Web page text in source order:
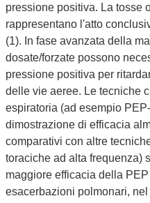
pressione positiva. La tosse
rappresentano l'atto
(1). In fase avanzata della
dosate/forzate possono
pressione positiva per
delle vie aeree. Le tecniche
espiratoria (ad esempio
dimostrazione di efficacia
comparativi con altre
toraciche ad alta frequenza)
maggiore efficacia della
esacerbazioni polmonari,